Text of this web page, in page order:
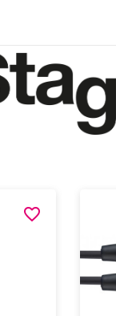
favorite_border